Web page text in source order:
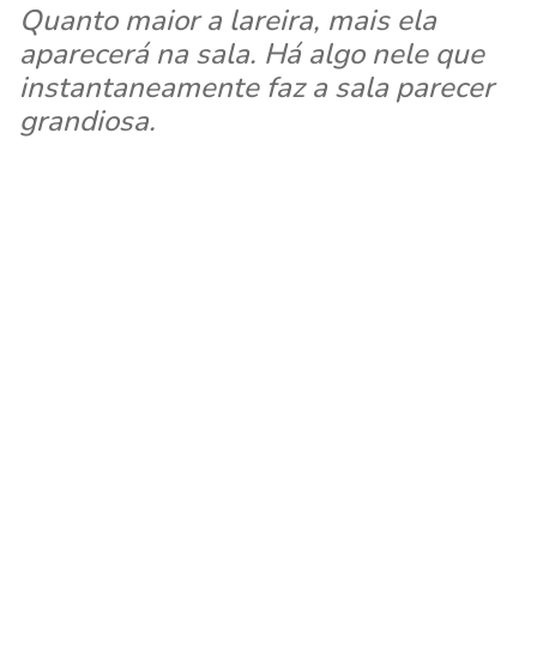
Quanto maior a lareira, mais ela
aparecerá na sala. Há algo nele que
instantaneamente faz a sala parecer
grandiosa.